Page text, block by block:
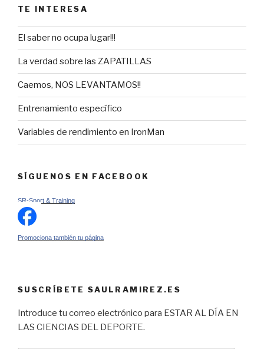
TE INTERESA
El saber no ocupa lugar!!!
La verdad sobre las ZAPATILLAS
Caemos, NOS LEVANTAMOS!!
Entrenamiento específico
Variables de rendimiento en IronMan
SÍGUENOS EN FACEBOOK
SR-Sport & Training
Promociona también tu página
SUSCRÍBETE SAULRAMIREZ.ES
Introduce tu correo electrónico para ESTAR AL DÍA EN
LAS CIENCIAS DEL DEPORTE.